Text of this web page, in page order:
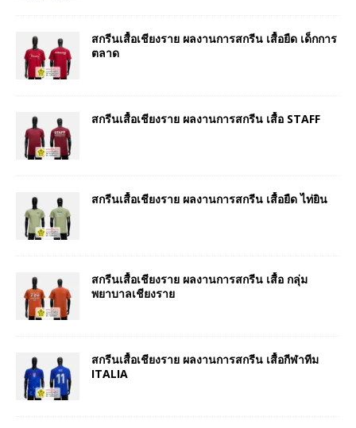
สกรีนเสื้อเชียงราย ผลงานการสกรีน เสื้อยืด เด็กการ
ตลาด
สกรีนเสื้อเชียงราย ผลงานการสกรีน เสื้อ STAFF
สกรีนเสื้อเชียงราย ผลงานการสกรีน เสื้อยืด ไท่ยิน
สกรีนเสื้อเชียงราย ผลงานการสกรีน เสื้อ กลุ่ม
พยาบาลเชียงราย
สกรีนเสื้อเชียงราย ผลงานการสกรีน เสื้อกีฬาทีม
ITALIA